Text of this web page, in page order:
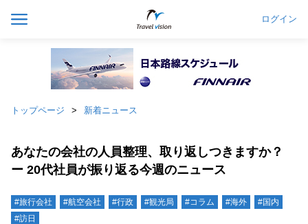
ログイン
トップページ 新着ニュース
あなたの会社の人員整理、取り返しつきますか？
ー 20代社員が振り返る今週のニュース
#旅行会社 #航空会社 #行政 #観光局 #コラム #海外
#国内
#訪日